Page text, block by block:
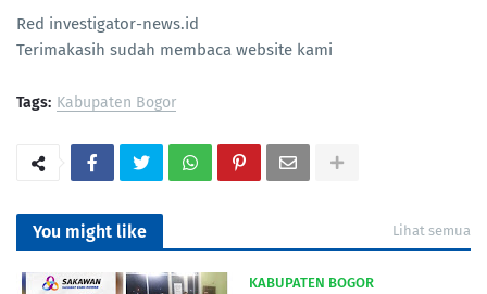
Red investigator-news.id
Terimakasih sudah membaca website kami
Tags: Kabupaten Bogor
You might like Lihat semua
KABUPATEN BOGOR